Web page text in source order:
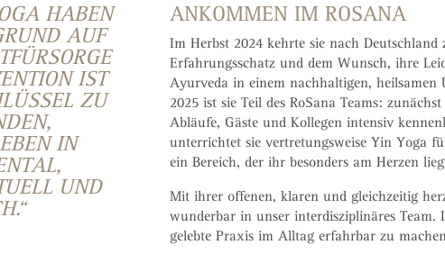
HABEN
AUF
IST
ZU
IN
UND
ANKOMMEN IM ROSANA
Im Herbst 2024 kehrte sie nach
Erfahrungsschatz und dem Wunsch, ihre
Ayurveda in einem nachhaltigen, heilsamen
2025 ist sie Teil des RoSana Teams:
Abläufe, Gäste und Kollegen intensiv
unterrichtet sie vertretungsweise Yin Yoga
ein Bereich, der ihr besonders am Herzen
Mit ihrer offenen, klaren und gleichzeitig
wunderbar in unser interdisziplinäres Team.
gelebte Praxis im Alltag erfahrbar zu